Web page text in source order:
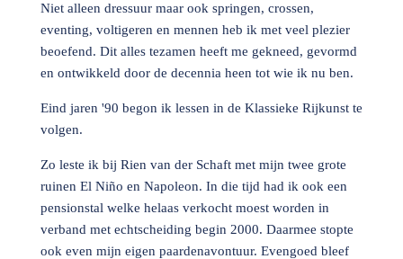
Niet alleen dressuur maar ook springen, crossen,
eventing, voltigeren en mennen heb ik met veel plezier
beoefend. Dit alles tezamen heeft me gekneed, gevormd
en ontwikkeld door de decennia heen tot wie ik nu ben.
Eind jaren '90 begon ik lessen in de Klassieke Rijkunst te
volgen.
Zo leste ik bij Rien van der Schaft met mijn twee grote
ruinen El Niño en Napoleon. In die tijd had ik ook een
pensionstal welke helaas verkocht moest worden in
verband met echtscheiding begin 2000. Daarmee stopte
ook even mijn eigen paardenavontuur. Evengoed bleef